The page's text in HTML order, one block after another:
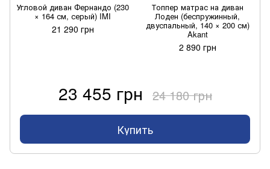
Угловой диван Фернандо (230
× 164 см, серый) IMI
21 290 грн
Топпер матрас на диван
Лоден (беспружинный,
двуспальный, 140 × 200 см)
Akant
2 890 грн
23 455 грн 24 180 грн
Купить